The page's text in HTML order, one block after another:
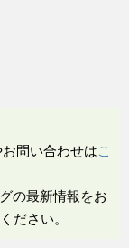
問い合わせはこ
の最新情報をお
ださい。